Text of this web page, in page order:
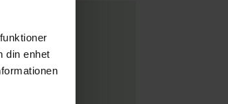
din enhet